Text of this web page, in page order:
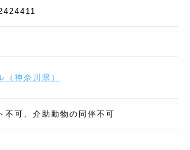
（ 神奈川県 ）
不可、介助動物の同伴不可